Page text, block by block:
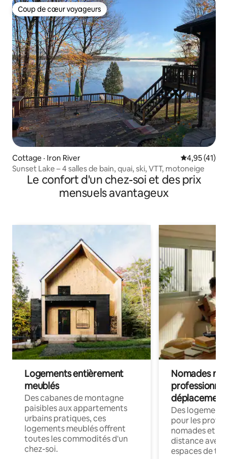
Coup de cœur voyageurs
Coup de cœur voyageurs
Cottage · Iron River Note
4,95 (41)
Sunset Lake – 4 salles de bain, quai, ski, VTT, motoneige
Le confort d'un chez-soi et des prix
mensuels avantageux
Logements entièrement
meublés
Des cabanes de montagne
paisibles aux appartements
urbains pratiques, ces
logements meublés offrent
toutes les commodités d'un
chez-soi.
Nomades
déplacement
Des
pour les
nomades et
distance avec
espaces de